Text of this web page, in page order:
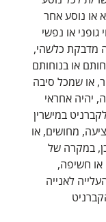
או נוסע אחר
או נפשי
מדבקת כלשהי,
או בנוחותם
או שמכל סיבה
יהיה אחראי
במישרין
מחושים, או
במקרה של
חשיפה,
לאנייה